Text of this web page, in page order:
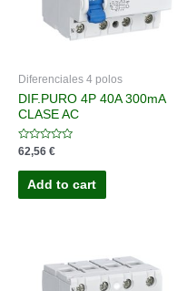
Diferenciales 4 polos
DIF.PURO 4P 40A 300mA
CLASE AC
Rated
out
62,56 €
Add to cart